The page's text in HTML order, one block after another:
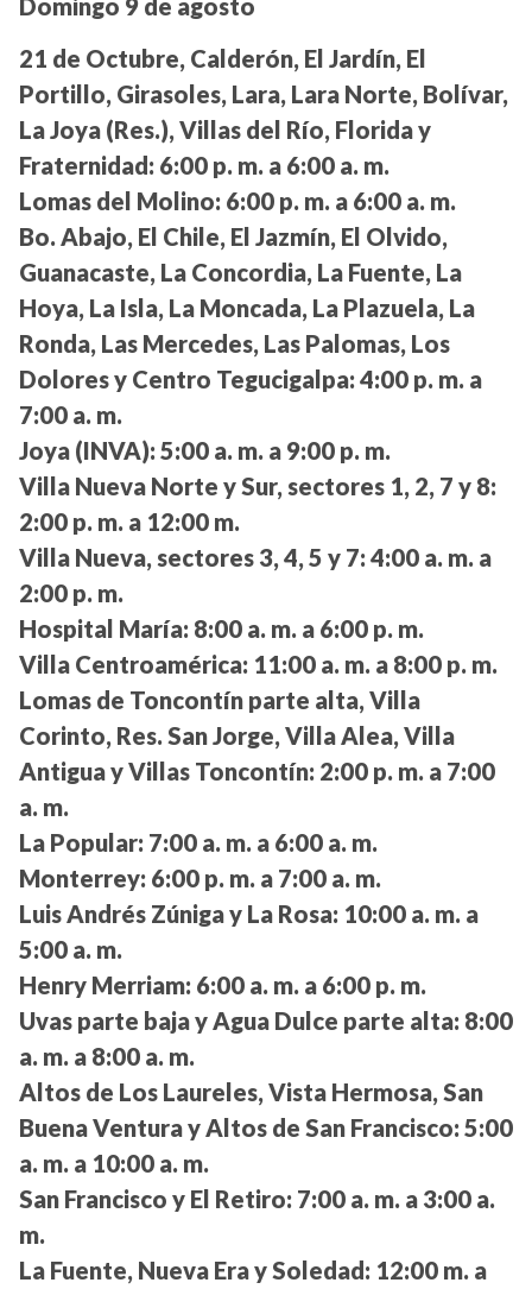
21 de Octubre, Calderón, El Jardín, El
Portillo, Girasoles, Lara, Lara Norte, Bolívar,
La Joya (Res.), Villas del Río, Florida y
Fraternidad: 6:00 p. m. a 6:00 a. m.
Lomas del Molino: 6:00 p. m. a 6:00 a. m.
Bo. Abajo, El Chile, El Jazmín, El Olvido,
Guanacaste, La Concordia, La Fuente, La
Hoya, La Isla, La Moncada, La Plazuela, La
Ronda, Las Mercedes, Las Palomas, Los
Dolores y Centro Tegucigalpa: 4:00 p. m. a
7:00 a. m.
Joya (INVA): 5:00 a. m. a 9:00 p. m.
Villa Nueva Norte y Sur, sectores 1, 2, 7 y 8:
2:00 p. m. a 12:00 m.
Villa Nueva, sectores 3, 4, 5 y 7: 4:00 a. m. a
2:00 p. m.
Hospital María: 8:00 a. m. a 6:00 p. m.
Villa Centroamérica: 11:00 a. m. a 8:00 p. m.
Lomas de Toncontín parte alta, Villa
Corinto, Res. San Jorge, Villa Alea, Villa
Antigua y Villas Toncontín: 2:00 p. m. a 7:00
a. m.
La Popular: 7:00 a. m. a 6:00 a. m.
Monterrey: 6:00 p. m. a 7:00 a. m.
Luis Andrés Zúniga y La Rosa: 10:00 a. m. a
5:00 a. m.
Henry Merriam: 6:00 a. m. a 6:00 p. m.
Uvas parte baja y Agua Dulce parte alta: 8:00
a. m. a 8:00 a. m.
Altos de Los Laureles, Vista Hermosa, San
Buena Ventura y Altos de San Francisco: 5:00
a. m. a 10:00 a. m.
San Francisco y El Retiro: 7:00 a. m. a 3:00 a.
m.
La Fuente, Nueva Era y Soledad: 12:00 m. a